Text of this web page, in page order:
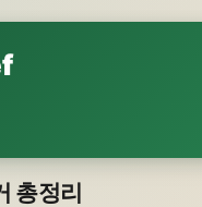
총정리